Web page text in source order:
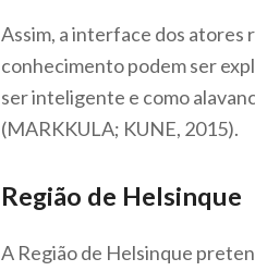
Assim, a interface dos atores
conhecimento podem ser
ser inteligente e como
(MARKKULA; KUNE, 2015).
Região de Helsinque
A Região de Helsinque